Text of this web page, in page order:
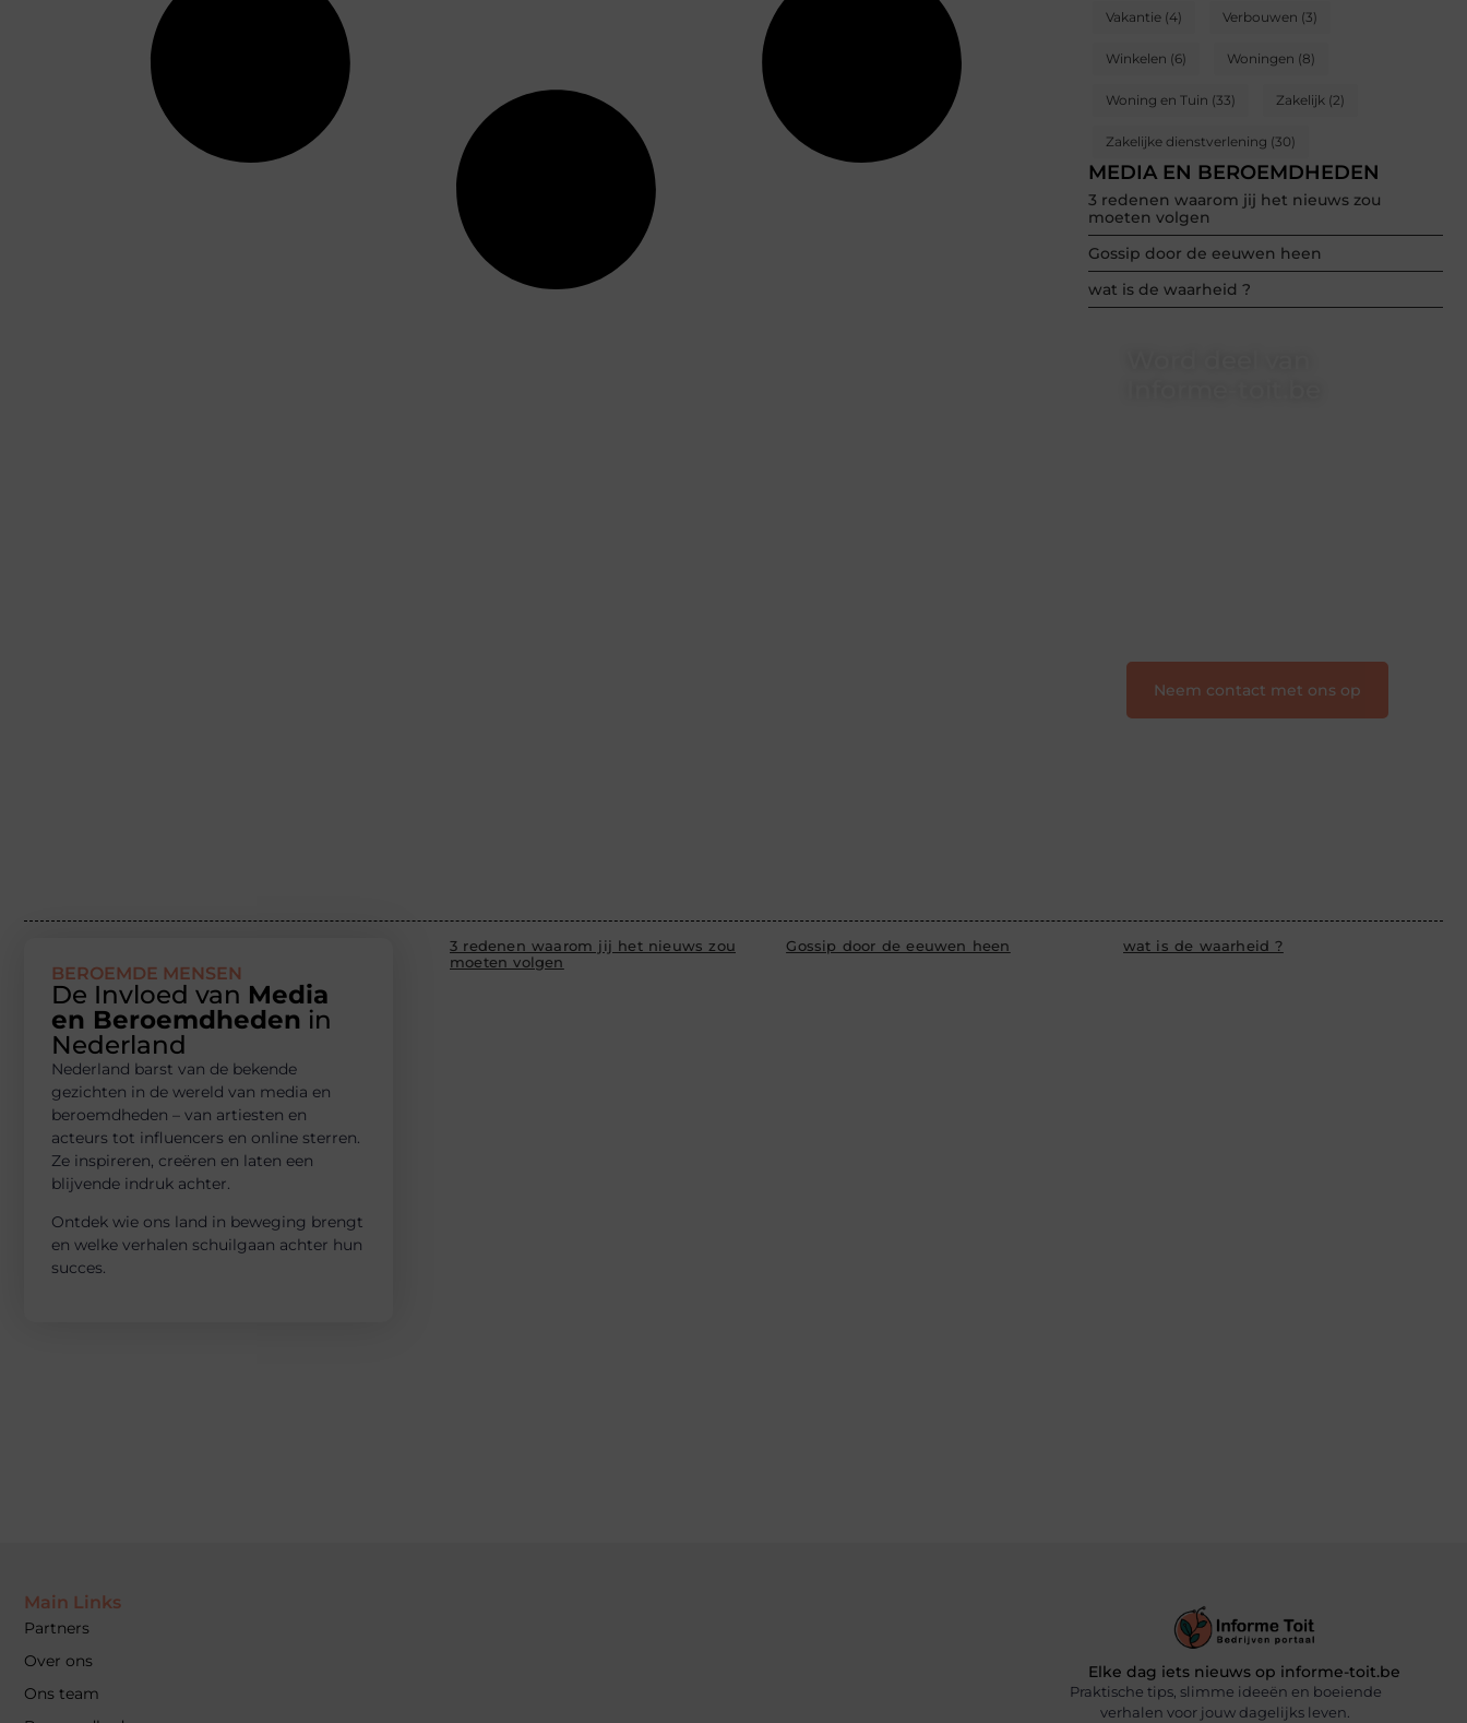
Vakantie (4) Verbouwen (3)
Winkelen (6) Woningen (8)
Woning en Tuin (33) Zakelijk (2)
Zakelijke dienstverlening (30)
MEDIA EN BEROEMDHEDEN
3 redenen waarom jij het nieuws zou
moeten volgen
Gossip door de eeuwen heen
wat is de waarheid ?
Neem contact met ons op
BEROEMDE MENSEN
De Invloed van Media
en Beroemdheden in
Nederland
Nederland barst van de bekende
gezichten in de wereld van media en
beroemdheden – van artiesten en
acteurs tot influencers en online sterren.
Ze inspireren, creëren en laten een
blijvende indruk achter.
Ontdek wie ons land in beweging brengt
en welke verhalen schuilgaan achter hun
succes.
3 redenen waarom jij het nieuws zou
moeten volgen
Gossip door de eeuwen heen wat is de waarheid ?
Main Links
Partners
Over ons
Ons team
Elke dag iets nieuws op informe-toit.be
Praktische tips, slimme ideeën en boeiende
verhalen voor jouw dagelijks leven.